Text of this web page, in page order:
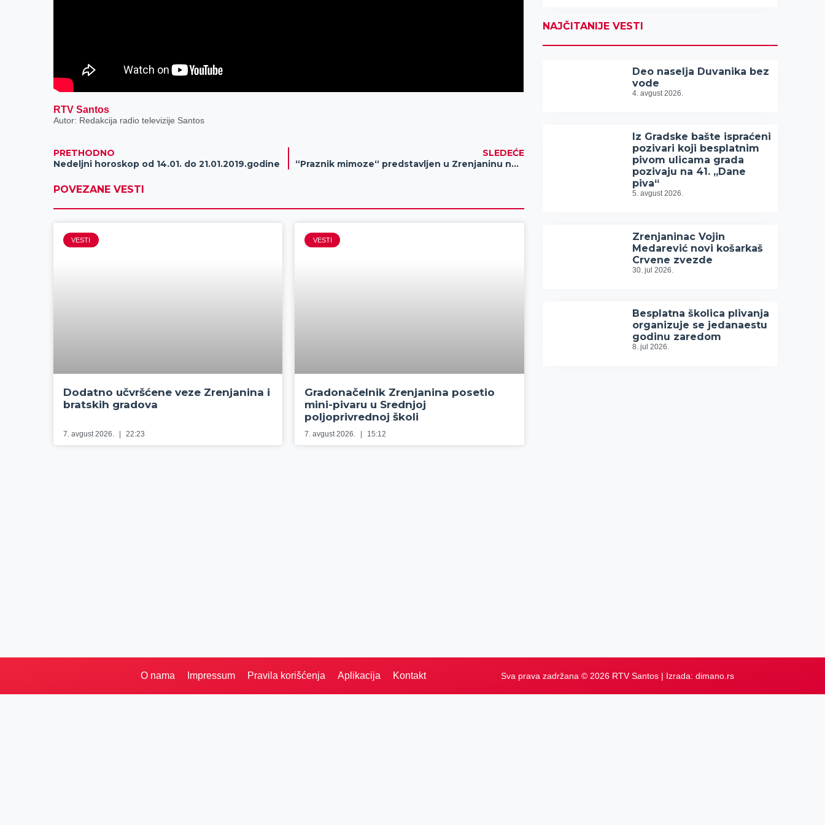
RTV Santos
Autor: Redakcija radio televizije Santos
PRETHODNO
Nedeljni horoskop od 14.01. do 21.01.2019.godine
SLEDEĆE
“Praznik mimoze“ predstavljen u Zrenjaninu nakon 30 godina (VIDEO)
POVEZANE VESTI
VESTI
Dodatno učvršćene veze Zrenjanina i
bratskih gradova
7. avgust 2026. 22:23
VESTI
Gradonačelnik Zrenjanina posetio
mini-pivaru u Srednjoj
poljoprivrednoj školi
7. avgust 2026. 15:12
NAJČITANIJE VESTI
Deo naselja Duvanika bez
vode
4. avgust 2026.
Iz Gradske bašte ispraćeni
pozivari koji besplatnim
pivom ulicama grada
pozivaju na 41. „Dane
piva“
5. avgust 2026.
Zrenjaninac Vojin
Medarević novi košarkaš
Crvene zvezde
30. jul 2026.
Besplatna školica plivanja
organizuje se jedanaestu
godinu zaredom
8. jul 2026.
O nama Impressum Pravila korišćenja Aplikacija Kontakt Sva prava zadržana © 2026 RTV Santos | Izrada: dimano.rs